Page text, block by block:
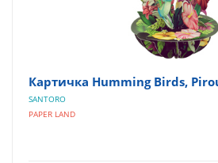
Картичка Humming Birds,
SANTORO
PAPER LAND